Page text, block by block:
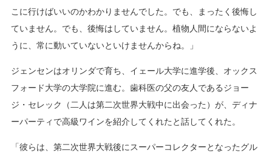
こに行けばいいのかわかりませんでした。でも、まったく後悔し
ていません。でも、後悔はしていません。植物人間にならないよ
うに、常に動いていないといけませんからね。」
ジェンセンはオリンダで育ち、イェール大学に進学後、オックス
フォード大学の大学院に進む。歯科医の父の友人であるジョー
ジ・セレック（二人は第二次世界大戦中に出会った）が、ディナ
ーパーティで高級ワインを紹介してくれたと話してくれた。
「彼らは、第二次世界大戦後にスーパーコレクターとなったグル